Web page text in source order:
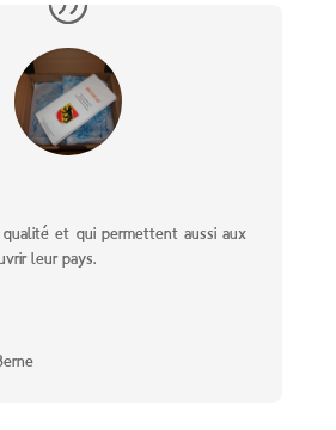
et qui permettent aussi aux
leur pays.